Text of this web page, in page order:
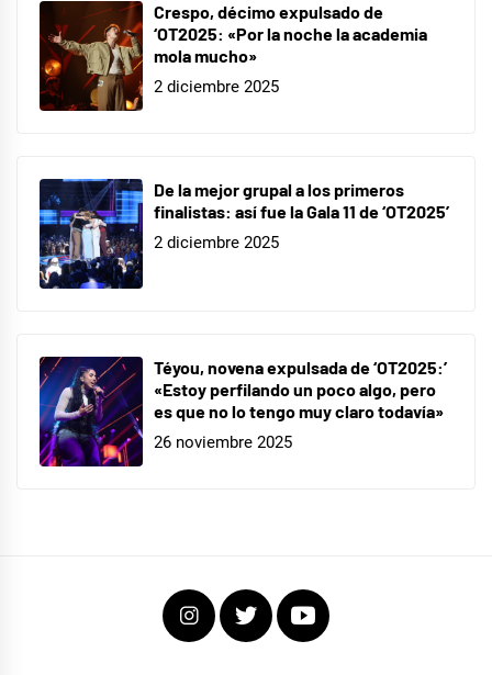
Crespo, décimo expulsado de
‘OT2025: «Por la noche la academia
mola mucho»
2 diciembre 2025
De la mejor grupal a los primeros
finalistas: así fue la Gala 11 de ‘OT2025’
2 diciembre 2025
Téyou, novena expulsada de ‘OT2025:’
«Estoy perfilando un poco algo, pero
es que no lo tengo muy claro todavía»
26 noviembre 2025
InstagramTwitterYoutube